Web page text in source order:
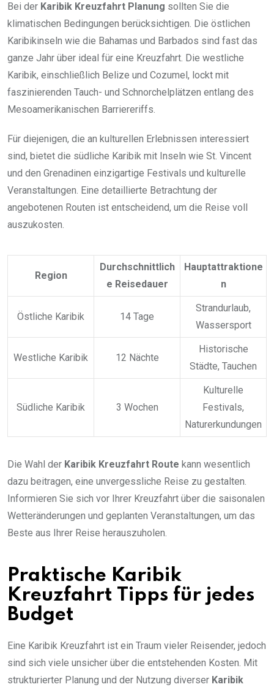
Bei der Karibik Kreuzfahrt Planung sollten Sie die
klimatischen Bedingungen berücksichtigen. Die östlichen
Karibikinseln wie die Bahamas und Barbados sind fast das
ganze Jahr über ideal für eine Kreuzfahrt. Die westliche
Karibik, einschließlich Belize und Cozumel, lockt mit
faszinierenden Tauch- und Schnorchelplätzen entlang des
Mesoamerikanischen Barriereriffs.
Für diejenigen, die an kulturellen Erlebnissen interessiert
sind, bietet die südliche Karibik mit Inseln wie St. Vincent
und den Grenadinen einzigartige Festivals und kulturelle
Veranstaltungen. Eine detaillierte Betrachtung der
angebotenen Routen ist entscheidend, um die Reise voll
auszukosten.
Region
Durchschnittlich
e Reisedauer
Hauptattraktione
n
Östliche Karibik 14 Tage
Strandurlaub,
Wassersport
Westliche Karibik 12 Nächte
Historische
Städte, Tauchen
Südliche Karibik 3 Wochen
Kulturelle
Festivals,
Naturerkundungen
Die Wahl der Karibik Kreuzfahrt Route kann wesentlich
dazu beitragen, eine unvergessliche Reise zu gestalten.
Informieren Sie sich vor Ihrer Kreuzfahrt über die saisonalen
Wetteränderungen und geplanten Veranstaltungen, um das
Beste aus Ihrer Reise herauszuholen.
Praktische Karibik
Kreuzfahrt Tipps für jedes
Budget
Eine Karibik Kreuzfahrt ist ein Traum vieler Reisender, jedoch
sind sich viele unsicher über die entstehenden Kosten. Mit
strukturierter Planung und der Nutzung diverser Karibik